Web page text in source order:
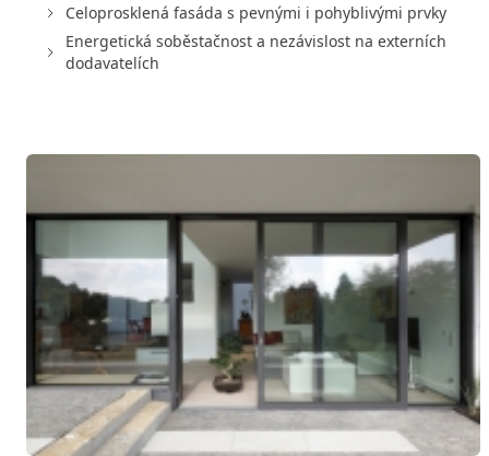
Celoprosklená fasáda s pevnými i pohyblivými prvky
Energetická soběstačnost a nezávislost na externích
dodavatelích